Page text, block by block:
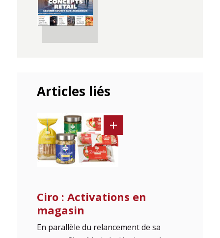
Articles liés
Ciro : Activations en
magasin
En parallèle du relancement de sa